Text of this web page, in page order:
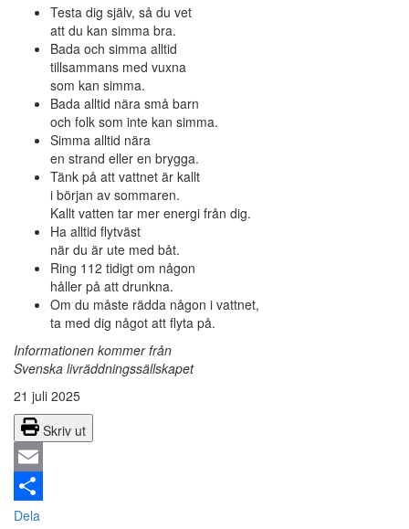
Testa dig själv, så du vet
att du kan simma bra.
Bada och simma alltid
tillsammans med vuxna
som kan simma.
Bada alltid nära små barn
och folk som inte kan simma.
Simma alltid nära
en strand eller en brygga.
Tänk på att vattnet är kallt
i början av sommaren.
Kallt vatten tar mer energi från dig.
Ha alltid flytväst
när du är ute med båt.
Ring 112 tidigt om någon
håller på att drunkna.
Om du måste rädda någon i vattnet,
ta med dig något att flyta på.
Informationen kommer från
Svenska livräddningssällskapet
21 juli 2025
Skriv ut
Email
Dela